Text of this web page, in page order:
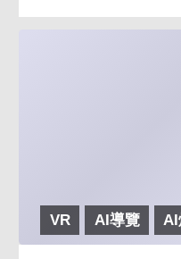
VR AI導覽